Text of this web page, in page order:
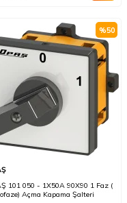
%50
101 050 - 1X50A 90X90 1 Faz (
Açma Kapama Şalteri